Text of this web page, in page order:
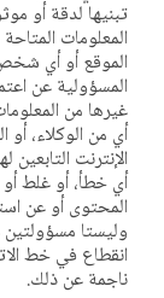
تبنيها لدقة أو
المعلومات
الموقع أو أي
المسؤولية عن
غيرها من
أي من الوكلاء،
الإنترنت
أي خطأ، أو غلط
المحتوى أو عن
وليستا
انقطاع في خط
ناجمة عن ذلك.